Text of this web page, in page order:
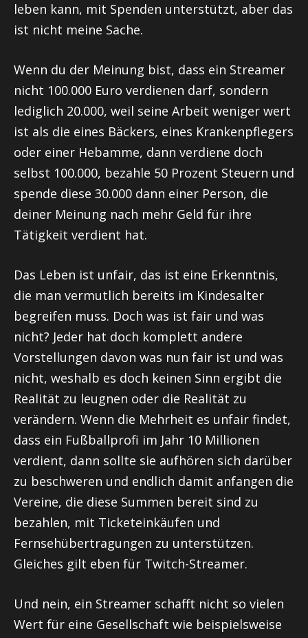
leben kann, mit Spenden unterstützt, aber das
ist nicht meine Sache.
Wenn du der Meinung bist, dass ein Streamer
nicht 100.000 Euro verdienen darf, sondern
lediglich 20.000, weil seine Arbeit weniger wert
ist als die eines Bäckers, eines Krankenpflegers
oder einer Hebamme, dann verdiene doch
selbst 100.000, bezahle 50 Prozent Steuern und
spende diese 30.000 dann einer Person, die
deiner Meinung nach mehr Geld für ihre
Tätigkeit verdient hat.
Das Leben ist unfair, das ist eine Erkenntnis,
die man vermutlich bereits im Kindesalter
begreifen muss. Doch was ist fair und was
nicht? Jeder hat doch komplett andere
Vorstellungen davon was nun fair ist und was
nicht, weshalb es doch keinen Sinn ergibt die
Realität zu leugnen oder die Realität zu
verändern. Wenn die Mehrheit es unfair findet,
dass ein Fußballprofi im Jahr 10 Millionen
verdient, dann sollte sie aufhören sich darüber
zu beschweren und endlich damit anfangen die
Vereine, die diese Summen bereit sind zu
bezahlen, mit Ticketeinkäufen und
Fernsehübertragungen zu unterstützen.
Gleiches gilt eben für Twitch-Streamer.
Und nein, ein Streamer schafft nicht so vielen
Wert für eine Gesellschaft wie beispielsweise